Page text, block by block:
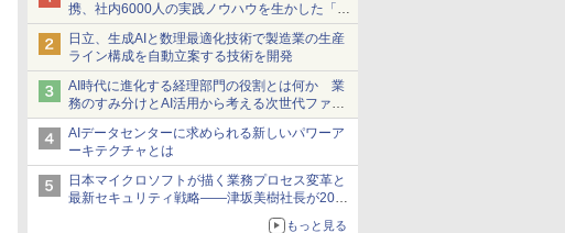
携、社内6000人の実践ノウハウを生かした「AI
商談記録 for RICOH」を展開へ
日立、生成AIと数理最適化技術で製造業の生産
ライン構成を自動立案する技術を開発
AI時代に進化する経理部門の役割とは何か 業
務のすみ分けとAI活用から考える次世代ファイ
ナンス戦略
AIデータセンターに求められる新しいパワーア
ーキテクチャとは
日本マイクロソフトが描く業務プロセス変革と
最新セキュリティ戦略――津坂美樹社長が2027
もっと見る